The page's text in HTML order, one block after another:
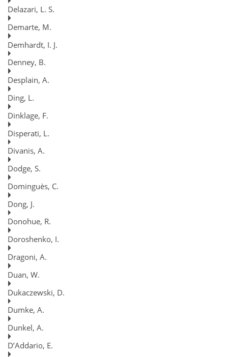
Delazari, L. S.
Demarte, M.
Demhardt, I. J.
Denney, B.
Desplain, A.
Ding, L.
Dinklage, F.
Disperati, L.
Divanis, A.
Dodge, S.
Dominguès, C.
Dong, J.
Donohue, R.
Doroshenko, I.
Dragoni, A.
Duan, W.
Dukaczewski, D.
Dumke, A.
Dunkel, A.
D’Addario, E.